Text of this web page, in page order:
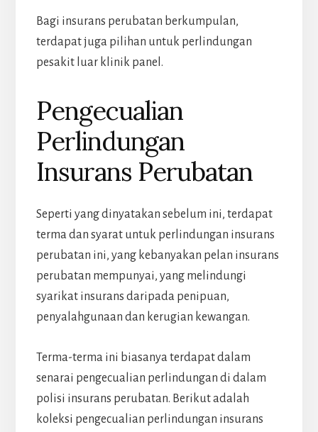
Bagi insurans perubatan berkumpulan,
terdapat juga pilihan untuk perlindungan
pesakit luar klinik panel.
Pengecualian
Perlindungan
Insurans Perubatan
Seperti yang dinyatakan sebelum ini, terdapat
terma dan syarat untuk perlindungan insurans
perubatan ini, yang kebanyakan pelan insurans
perubatan mempunyai, yang melindungi
syarikat insurans daripada penipuan,
penyalahgunaan dan kerugian kewangan.
Terma-terma ini biasanya terdapat dalam
senarai pengecualian perlindungan di dalam
polisi insurans perubatan. Berikut adalah
koleksi pengecualian perlindungan insurans